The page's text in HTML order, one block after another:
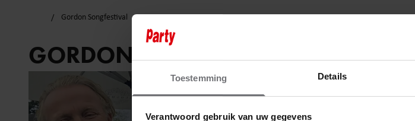
Toestemming Details
Verantwoord gebruik van uw gegevens
Gordon Songfestival
GORDON SONGFESTIVAL